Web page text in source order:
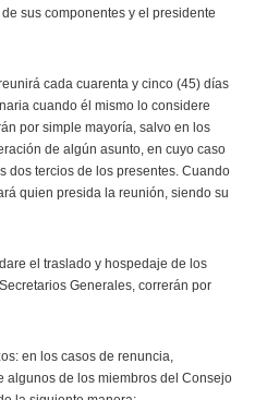
sus componentes y el presidente
cada cuarenta y cinco (45) días
cuando él mismo lo considere
por simple mayoría, salvo en los
de algún asunto, en cuyo caso
dos tercios de los presentes. Cuando
quien presida la reunión, siendo su
el traslado y hospedaje de los
Generales, correrán por
en los casos de renuncia,
algunos de los miembros del Consejo